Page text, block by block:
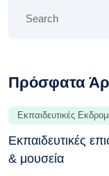
Πρόσφατα
Εκπαιδευτικές
Εκπαιδευτικές
& μουσεία